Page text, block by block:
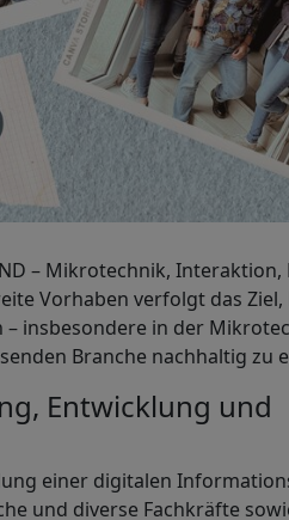
– Mikrotechnik, Interaktion,
Vorhaben verfolgt das
insbesondere in der
Branche nachhaltig zu
Entwicklung und
einer digitalen
und diverse Fachkräfte